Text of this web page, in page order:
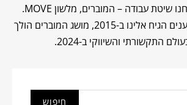
המשגנו את זה ופיתחנו שיטת עבודה – המוברים, מלשון MOVE.
כפי שמושג המשפיענים הגיח אלינו ב-2015, מושג המוברים הולך
התקשורתי והשיווקי ב-2024.